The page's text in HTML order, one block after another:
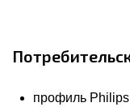
профиль Philips